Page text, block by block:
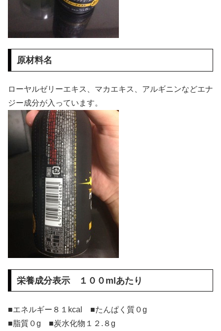
原材料名
ローヤルゼリーエキス、マカエキス、アルギニンなどエナ
ジー成分が入っています。
栄養成分表示 １００mlあたり
■エネルギー８１kcal ■たんぱく質０g
■脂質０g ■炭水化物１２.８g